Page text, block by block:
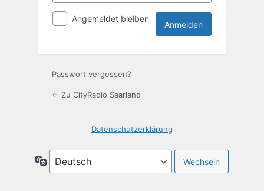
Angemeldet bleiben
Passwort vergessen?
← Zu CityRadio Saarland
Datenschutzerklärung
Sprache